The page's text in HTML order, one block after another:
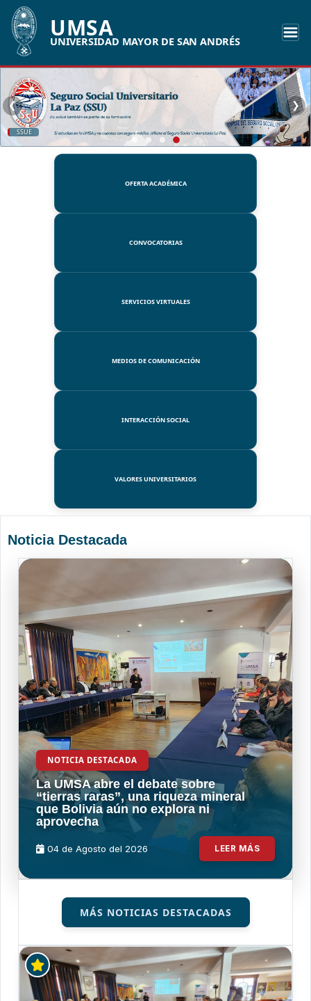
UMSA
UNIVERSIDAD MAYOR DE SAN ANDRÉS
SSUE
❮ ❯
OFERTA ACADÉMICA
CONVOCATORIAS
SERVICIOS VIRTUALES
MEDIOS DE COMUNICACIÓN
INTERACCIÓN SOCIAL
VALORES UNIVERSITARIOS
Noticia Destacada
NOTICIA DESTACADA
La UMSA abre el debate sobre
“tierras raras”, una riqueza mineral
que Bolivia aún no explora ni
aprovecha
04 de Agosto del 2026 LEER MÁS
MÁS NOTICIAS DESTACADAS